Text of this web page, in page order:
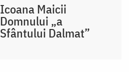
Icoana Maicii
Domnului „a
Sfântului Dalmat”